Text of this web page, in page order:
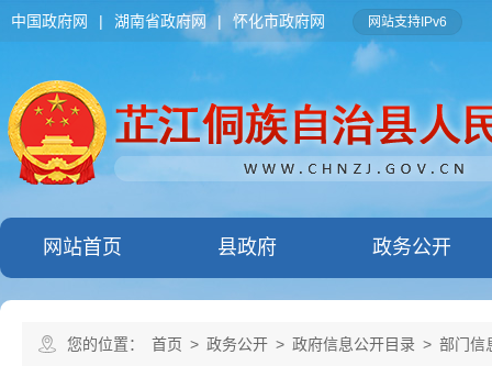
中国政府网 | 湖南省政府网 | 怀化市政府网 网站支持IPv6
网站首页 县政府 政务公开
您的位置： 首页 > 政务公开 > 政府信息公开目录 > 部门信